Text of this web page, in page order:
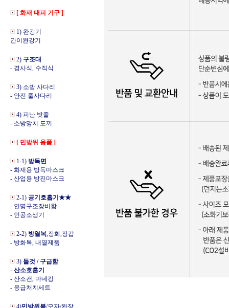
[ 화재 대피 기구 ]
1) 완강기
간이완강기
2) 구조대
- 경사식, 수직식
3) 소방 사다리
- 안전 줄사다리
4) 피난 밧줄
- 소방망치 도끼
[ 민방위 용품 ]
1-1) 방독면
- 화재용 방독마스크
- 산업용 방진마스크
2-1) 공기호흡기★★
- 인명구조장비함
- 인공소생기
2-2) 방열복,장화,장갑
- 방화복, 내열제품
3) 들것 / 구급함
- 산소호흡기
- 산소캔, 마네킹
- 응급처치세트
4)민방위복/모자/완장